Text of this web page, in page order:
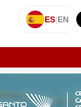
ES|EN